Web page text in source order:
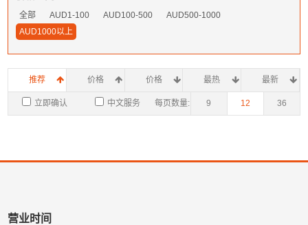
全部 AUD1-100 AUD100-500
AUD500-1000
AUD1000以上
推荐 价格 价格 最热 最新
每页数量: 9 12 36
立即确认 中文服务
营业时间